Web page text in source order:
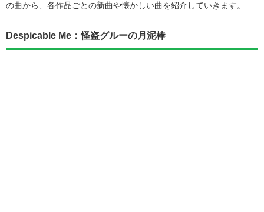
の曲から、各作品ごとの新曲や懐かしい曲を紹介していきます。
Despicable Me：怪盗グルーの月泥棒